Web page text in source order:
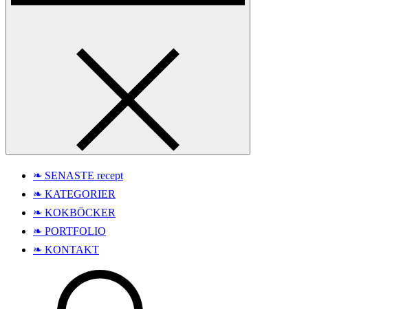
❧ SENASTE recept
❧ KATEGORIER
❧ KOKBÖCKER
❧ PORTFOLIO
❧ KONTAKT